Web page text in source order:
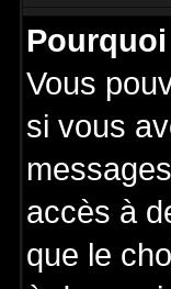
Vous
si vous
accès à
que le